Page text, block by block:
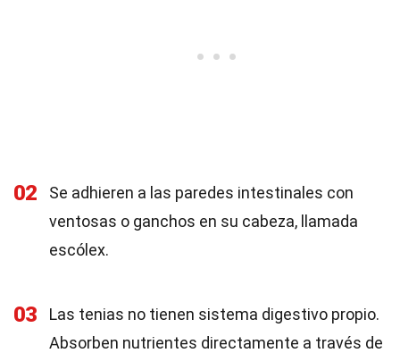
02
Se adhieren a las paredes intestinales con
ventosas o ganchos en su cabeza, llamada
escólex.
03
Las tenias no tienen sistema digestivo propio.
Absorben nutrientes directamente a través de